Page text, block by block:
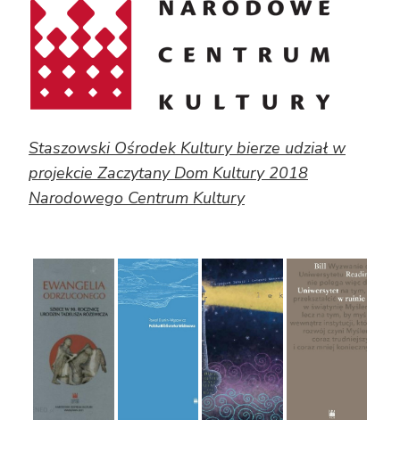
Staszowski Ośrodek Kultury bierze udział w
projekcie Zaczytany Dom Kultury 2018
Narodowego Centrum Kultury